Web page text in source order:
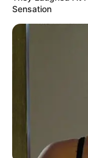
Podczas gdy w
doczekają się
Szczegóły
Sensation